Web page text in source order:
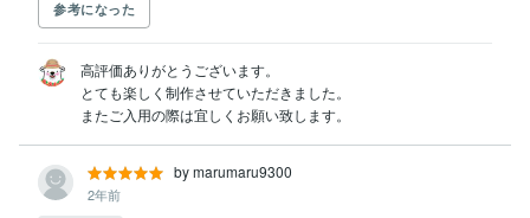
参考になった
高評価ありがとうございます。
とても楽しく制作させていただきました。
またご入用の際は宜しくお願い致します。
by marumaru9300
2年前